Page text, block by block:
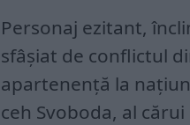
Personaj ezitant,
sfâșiat de conflictul
apartenență la
ceh Svoboda, al